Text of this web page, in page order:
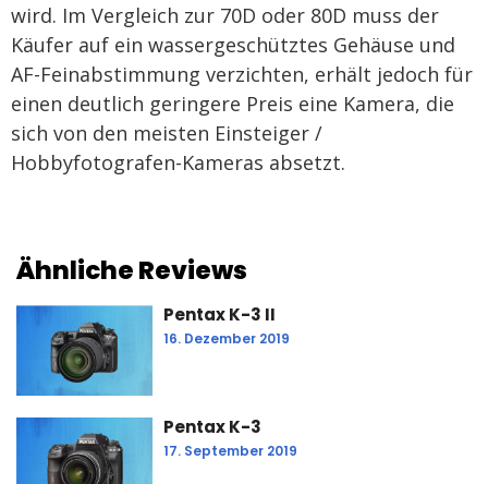
wird. Im Vergleich zur 70D oder 80D muss der
Käufer auf ein wassergeschütztes Gehäuse und
AF-Feinabstimmung verzichten, erhält jedoch für
einen deutlich geringere Preis eine Kamera, die
sich von den meisten Einsteiger /
Hobbyfotografen-Kameras absetzt.
Ähnliche Reviews
Pentax K-3 II
16. Dezember 2019
Pentax K-3
17. September 2019